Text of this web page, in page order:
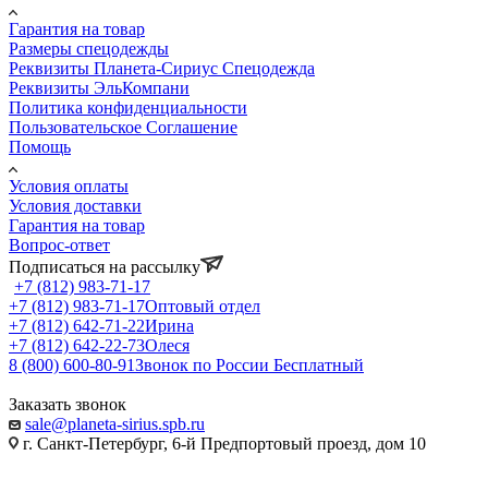
Гарантия на товар
Размеры спецодежды
Реквизиты Планета-Сириус Спецодежда
Реквизиты ЭльКомпани
Политика конфиденциальности
Пользовательское Соглашение
Помощь
Условия оплаты
Условия доставки
Гарантия на товар
Вопрос-ответ
Подписаться на рассылку
+7 (812) 983-71-17
+7 (812) 983-71-17Оптовый отдел
+7 (812) 642-71-22Ирина
+7 (812) 642-22-73Олеся
8 (800) 600-80-91Звонок по России Бесплатный
Заказать звонок
sale@planeta-sirius.spb.ru
г. Санкт-Петербург, 6-й Предпортовый проезд, дом 10